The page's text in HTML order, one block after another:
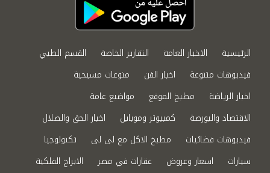
الرئيسية الاخبار العامة التقارير الخاصة
القسم الطبي
فيديوهات متنوعة
اخبار الفن
منوعات مسيحية
اخبار الرياضة
مطبخ الموقع
مواضيع عامة
الاقتصاد والبورصة
كمبيوتر وموبايل
اخبار الحق والضلال
فيديوهات فضائيات
مطبخ الاكل مع لى لى
تكنولوجيا
سيارات
اسعار وعروض عقارات في مصر الابراج الفلكية